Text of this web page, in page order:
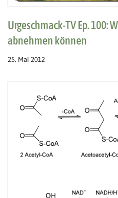
Urgeschmack-TV Ep. 100:
abnehmen können
25. Mai 2012